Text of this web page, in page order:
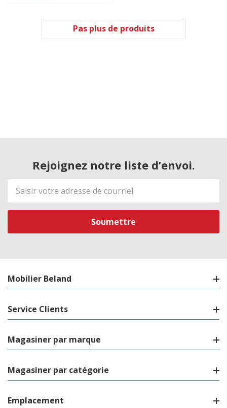
Pas plus de produits
Rejoignez notre liste d’envoi.
Adresse
de
courriel
Mobilier Beland
Service Clients
Magasiner par marque
Magasiner par catégorie
Emplacement